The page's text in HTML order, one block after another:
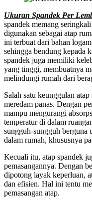
Ukuran Spandek Per
spandek memang
digunakan sebagai atap
ini terbuat dari bahan
sehingga bendung kepada
spandek juga memiliki
yang tinggi, membuatnya
melindungi rumah dari
Salah satu keunggulan
meredam panas. Dengan
mampu mengurangi
temperatur di dalam
sungguh-sungguh
dalam rumah, khususnya
Kecuali itu, atap spandek
pemasangannya. Dengan
dipotong layak keperluan,
dan efisien. Hal ini tentu
pemasangan atap.